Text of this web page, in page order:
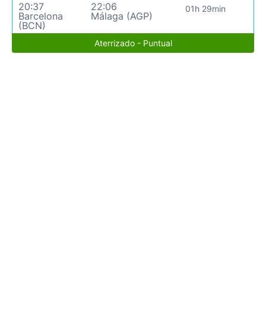
20:37
Barcelona
(BCN)
22:06
Málaga (AGP)
01h 29min
Aterrizado - Puntual